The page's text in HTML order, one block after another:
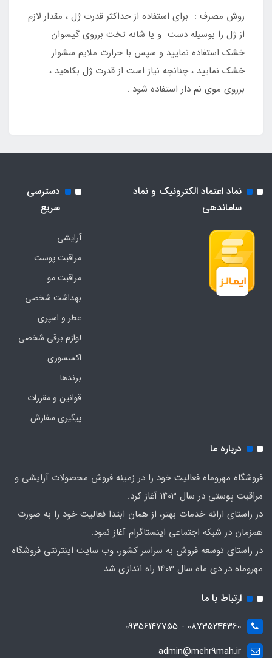
روش مصرف : برای استفاده از حداکثر قدرت ژل ، مقدار لازم
از ژل را بوسیله دست و یا شانه تخت برروی گیسوان
خشک استفاده نمایید و سپس با حرارت ملایم سشوار
خشک نمایید ، چنانچه نیاز است از قدرت ژل بکاهید ،
برروی موی نم دار استفاده شود .
نماد اعتماد الکترونیک و نماد
ساماندهی
دسترسی
سریع
آرایشی
مراقبت پوست
مراقبت مو
بهداشت شخصی
عطر و اسپری
لوازم برقی شخصی
اکسسوری
برندها
قوانین و مقررات
پیگیری سفارش
درباره ما
فروشگاه مهروماه فعالیت خود را در زمینه فروش محصولات آرایشی و
مراقبت پوستی در سال 1403 آغاز کرد.
در راستای ارائه خدمات بهتر، از همان ابتدا فعالیت خود را به صورت
همزمان در شبکه اجتماعی اینستاگرام آغاز نمود.
در راستای توسعه فروش به سراسر کشور، وب سایت اینترنتی فروشگاه
مهروماه در دی ماه سال 1403 راه اندازی شد.
ارتباط با ما
08735244360 - 09356147755
admin@mehr9mah.ir